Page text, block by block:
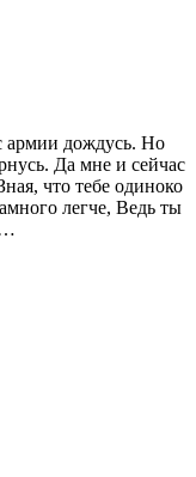
армии дождусь. Но
Да мне и сейчас
что тебе одиноко
легче, Ведь ты
…